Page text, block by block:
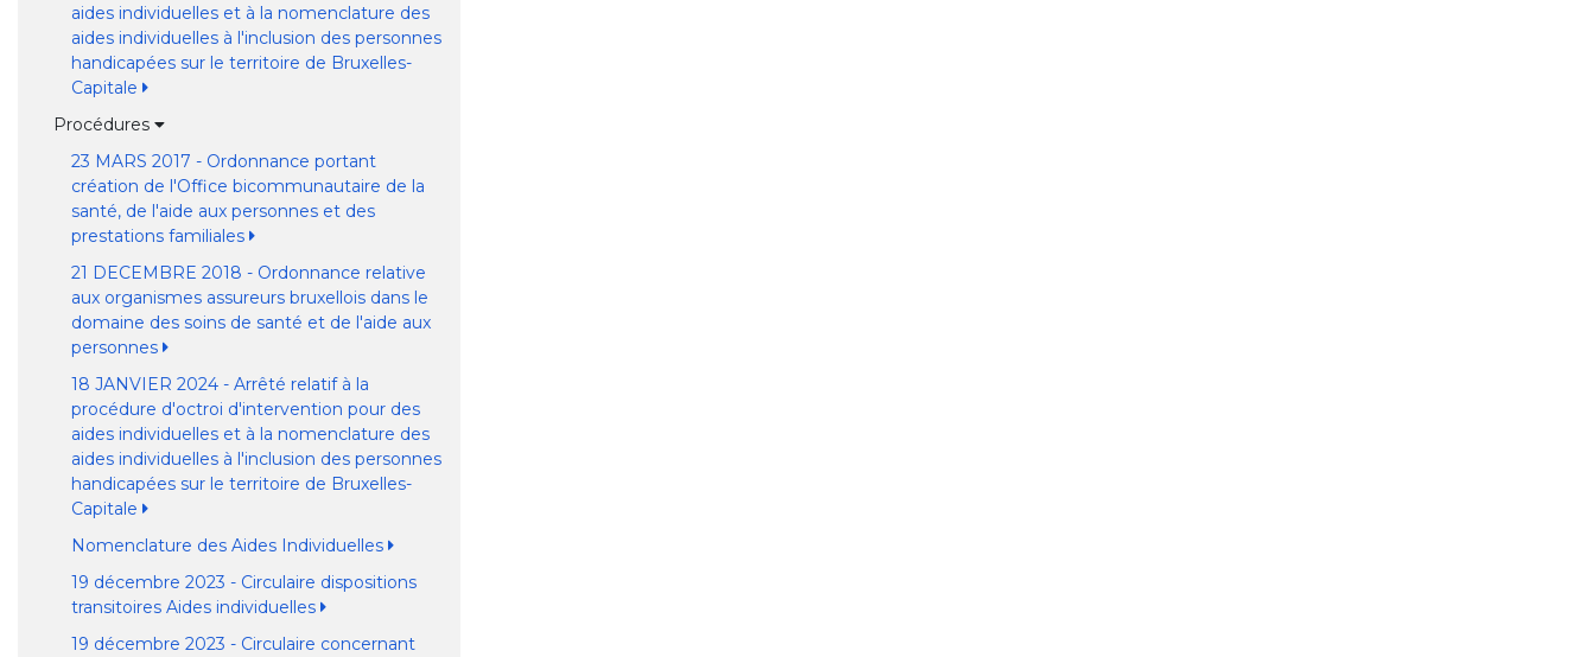
aides individuelles et à la nomenclature des
aides individuelles à l'inclusion des personnes
handicapées sur le territoire de Bruxelles-
Capitale
Procédures
23 MARS 2017 - Ordonnance portant
création de l'Office bicommunautaire de la
santé, de l'aide aux personnes et des
prestations familiales
21 DECEMBRE 2018 - Ordonnance relative
aux organismes assureurs bruxellois dans le
domaine des soins de santé et de l'aide aux
personnes
18 JANVIER 2024 - Arrêté relatif à la
procédure d'octroi d'intervention pour des
aides individuelles et à la nomenclature des
aides individuelles à l'inclusion des personnes
handicapées sur le territoire de Bruxelles-
Capitale
Nomenclature des Aides Individuelles
19 décembre 2023 - Circulaire dispositions
transitoires Aides individuelles
19 décembre 2023 - Circulaire concernant